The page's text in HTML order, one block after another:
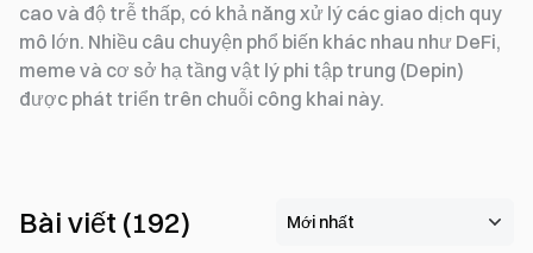
cao và độ trễ thấp, có khả năng xử lý các giao dịch quy
mô lớn. Nhiều câu chuyện phổ biến khác nhau như DeFi,
meme và cơ sở hạ tầng vật lý phi tập trung (Depin)
được phát triển trên chuỗi công khai này.
Bài viết (192)